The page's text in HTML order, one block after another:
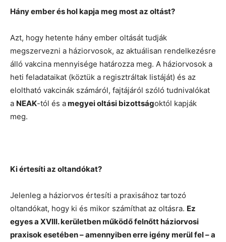
Hány ember és hol kapja meg most az oltást?
Azt, hogy hetente hány ember oltását tudják
megszervezni a háziorvosok, az aktuálisan rendelkezésre
álló vakcina mennyisége határozza meg. A háziorvosok a
heti feladataikat (köztük a regisztráltak listáját) és az
eloltható vakcinák számáról, fajtájáról szóló tudnivalókat
a NEAK-tól és amegyei oltási bizottságoktól kapják
meg.
Ki értesíti az oltandókat?
Jelenleg a háziorvos értesíti a praxisához tartozó
oltandókat, hogy ki és mikor számíthat az oltásra. Ez
egyes a XVIII. kerületben működő felnőtt háziorvosi
praxisok esetében – amennyiben erre igény merül fel – a